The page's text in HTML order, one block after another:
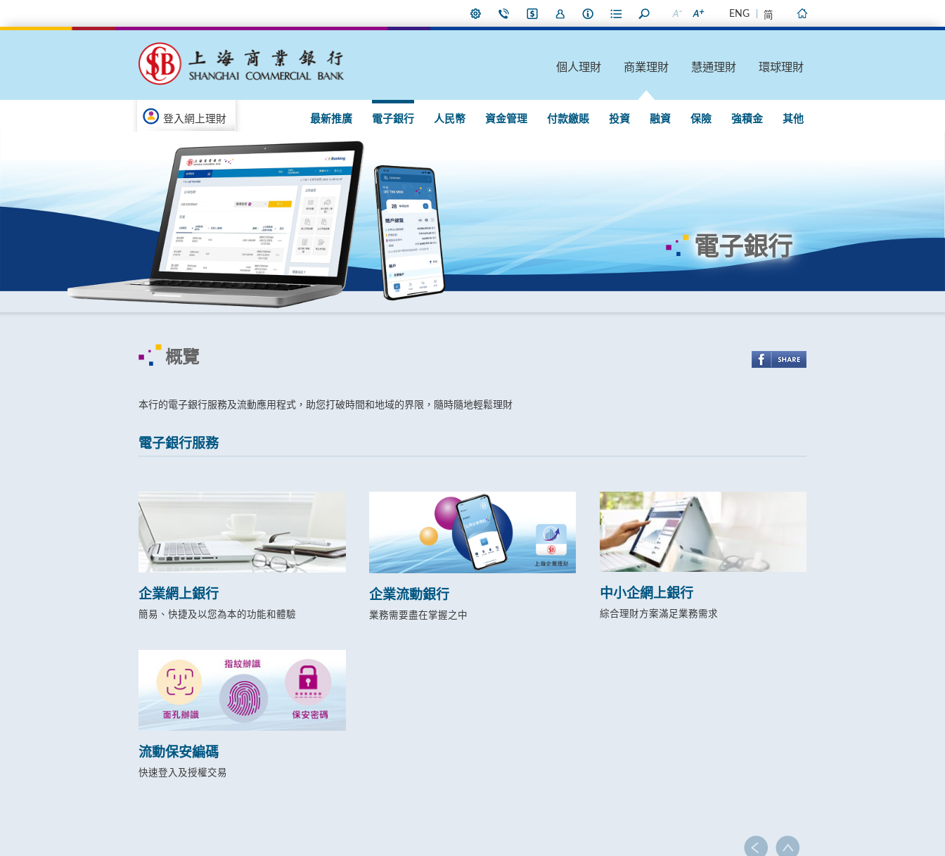
ENG 简
登入網上理財
個人理財 商業理財 慧通理財 環球理財
最新推廣 電子銀行 人民幣 資金管理 付款繳賬 投資 融資 保險 強積金 其他
電子銀行
概覽
本行的電子銀行服務及流動應用程式，助您打破時間和地域的界限，隨時隨地輕鬆理財
電子銀行服務
企業網上銀行
簡易、快捷及以您為本的功能和體驗
企業流動銀行
業務需要盡在掌握之中
中小企網上銀行
綜合理財方案滿足業務需求
流動保安編碼
快速登入及授權交易